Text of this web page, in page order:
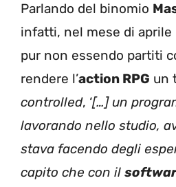
Parlando del binomio
infatti, nel mese di aprile
pur non essendo partiti
rendere l’action RPG un
controlled, ‘[…] un
lavorando nello studio,
stava facendo degli
capito che con il